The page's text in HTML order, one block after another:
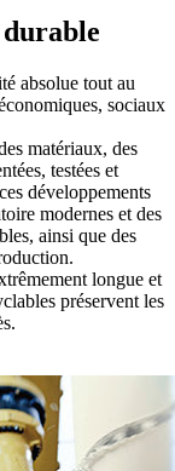
durable
absolue tout au
sociaux
matériaux, des
testées et
développements
modernes et des
ainsi que des
longue et
préservent les